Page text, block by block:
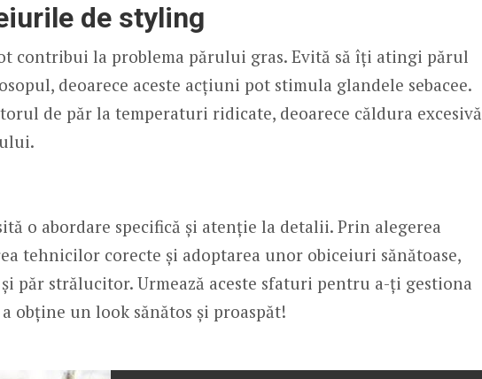
de styling
contribui la problema părului gras. Evită să îți atingi părul
deoarece aceste acțiuni pot stimula glandele sebacee.
de păr la temperaturi ridicate, deoarece căldura excesivă
o abordare specifică și atenție la detalii. Prin alegerea
tehnicilor corecte și adoptarea unor obiceiuri sănătoase,
păr strălucitor. Urmează aceste sfaturi pentru a-ți gestiona
obține un look sănătos și proaspăt!